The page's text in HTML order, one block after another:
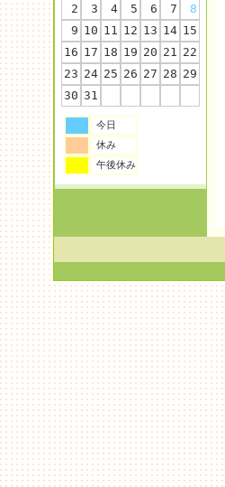
2
3 4 5 6 7
8
9 10 11 12 13 14 15
16 17 18 19 20 21 22
23 24 25 26 27 28 29
30 31
今日
休み
午後休み